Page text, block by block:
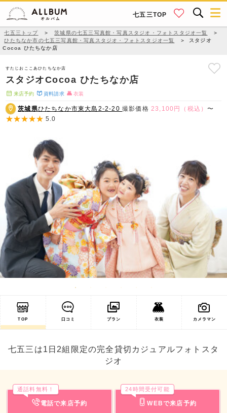
七五三TOP
七五三トップ ＞ 茨城県の七五三写真館・写真スタジオ・フォトスタジオ一覧
＞
ひたちなか市の七五三写真館・写真スタジオ・フォトスタジオ一覧
＞
スタジオ
Cocoa ひたちなか店
すたじおここあひたちなか店
スタジオCocoa ひたちなか店
来店予約 資料請求 衣装
茨城県ひたちなか市東大島2-2-20撮影価格23,100円（税込）〜
5.0
TOP 口コミ プラン 衣装 カメラマン
七五三は1日2組限定の完全貸切カジュアルフォトスタ
ジオ
電話で来店予約
通話料無料！
WEBで来店予約
24時間受付可能